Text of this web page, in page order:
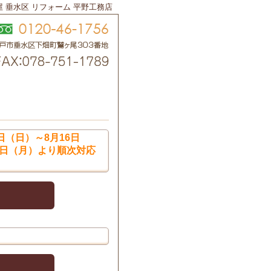
垂水区 リフォーム 平野工務店
（日）～8月16日
（月）より順次対応